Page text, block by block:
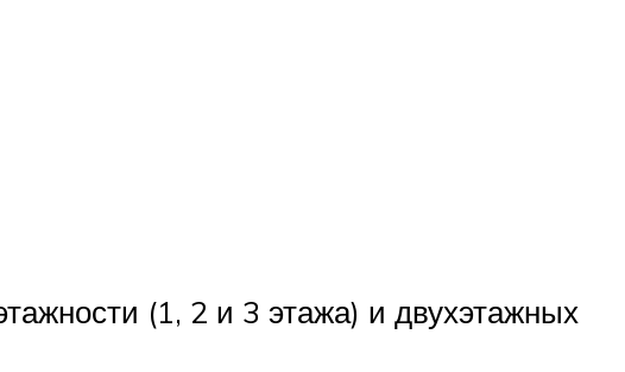
(1, 2 и 3 этажа) и двухэтажных